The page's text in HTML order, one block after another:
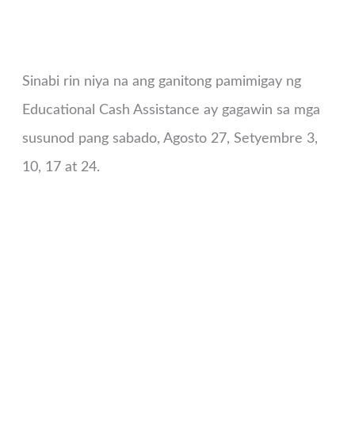
Sinabi rin niya na ang ganitong pamimigay ng
Educational Cash Assistance ay gagawin sa mga
susunod pang sabado, Agosto 27, Setyembre 3,
10, 17 at 24.